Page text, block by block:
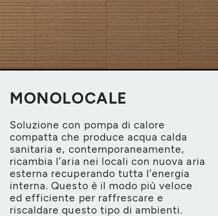
MONOLOCALE
Soluzione con pompa di calore
compatta che produce acqua calda
sanitaria e, contemporaneamente,
ricambia l’aria nei locali con nuova aria
esterna recuperando tutta l’energia
interna. Questo è il modo più veloce
ed efficiente per raffrescare e
riscaldare questo tipo di ambienti.